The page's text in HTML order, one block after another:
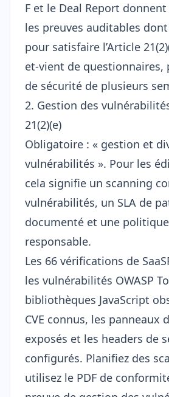
F et le Deal Report donnent
les preuves auditables
pour satisfaire l’Article
et-vient de questionnaires,
de sécurité de plusieurs
2. Gestion des
21(2)(e)
Obligatoire : « gestion et
vulnérabilités ». Pour les
cela signifie un scanning
vulnérabilités, un SLA de
documenté et une
responsable.
Les 66 vérifications de
les vulnérabilités OWASP
bibliothèques JavaScript
CVE connus, les panneaux
exposés et les headers de
configurés. Planifiez des
utilisez le PDF de